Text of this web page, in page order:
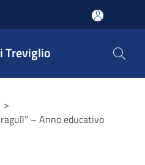
Treviglio
>
– Anno educativo